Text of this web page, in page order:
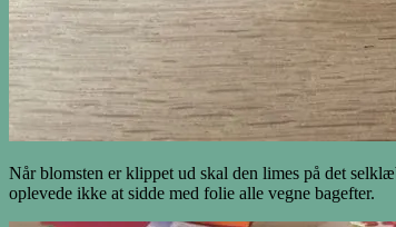
Når blomsten er klippet ud skal den limes på det
oplevede ikke at sidde med folie alle vegne bagefter.